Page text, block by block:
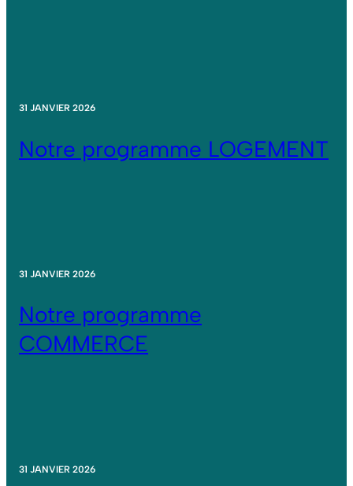
31 JANVIER 2026
Notre programme LOGEMENT
31 JANVIER 2026
Notre programme
COMMERCE
31 JANVIER 2026